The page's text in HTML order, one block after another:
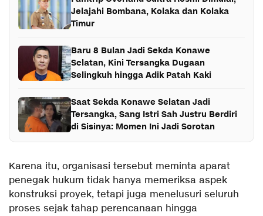
Jelajahi Bombana, Kolaka dan Kolaka
Timur
Baru 8 Bulan Jadi Sekda Konawe
Selatan, Kini Tersangka Dugaan
Selingkuh hingga Adik Patah Kaki
Saat Sekda Konawe Selatan Jadi
Tersangka, Sang Istri Sah Justru Berdiri
di Sisinya: Momen Ini Jadi Sorotan
Karena itu, organisasi tersebut meminta aparat
penegak hukum tidak hanya memeriksa aspek
konstruksi proyek, tetapi juga menelusuri seluruh
proses sejak tahap perencanaan hingga